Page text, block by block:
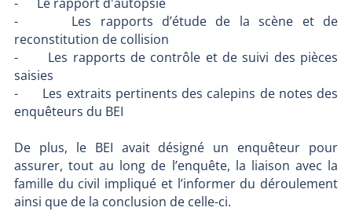
- Les rapports d’étude de la scène et de
reconstitution de collision
- Les rapports de contrôle et de suivi des pièces
saisies
- Les extraits pertinents des calepins de notes des
enquêteurs du BEI
De plus, le BEI avait désigné un enquêteur pour
assurer, tout au long de l’enquête, la liaison avec la
famille du civil impliqué et l’informer du déroulement
ainsi que de la conclusion de celle-ci.